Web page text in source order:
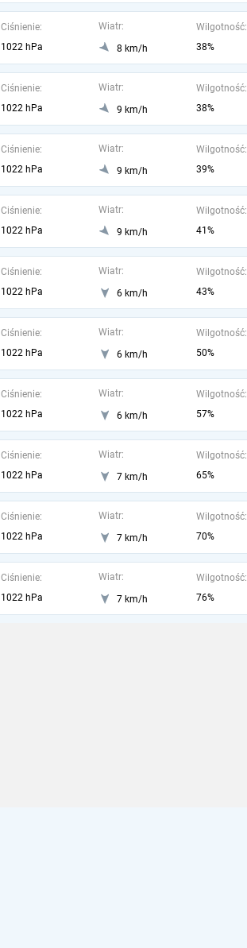
Ciśnienie:
1022 hPa
Wiatr:
8 km/h
Wilgotność:
38%
Ciśnienie:
1022 hPa
Wiatr:
9 km/h
Wilgotność:
38%
Ciśnienie:
1022 hPa
Wiatr:
9 km/h
Wilgotność:
39%
Ciśnienie:
1022 hPa
Wiatr:
9 km/h
Wilgotność:
41%
Ciśnienie:
1022 hPa
Wiatr:
6 km/h
Wilgotność:
43%
Ciśnienie:
1022 hPa
Wiatr:
6 km/h
Wilgotność:
50%
Ciśnienie:
1022 hPa
Wiatr:
6 km/h
Wilgotność:
57%
Ciśnienie:
1022 hPa
Wiatr:
7 km/h
Wilgotność:
65%
Ciśnienie:
1022 hPa
Wiatr:
7 km/h
Wilgotność:
70%
Ciśnienie:
1022 hPa
Wiatr:
7 km/h
Wilgotność:
76%